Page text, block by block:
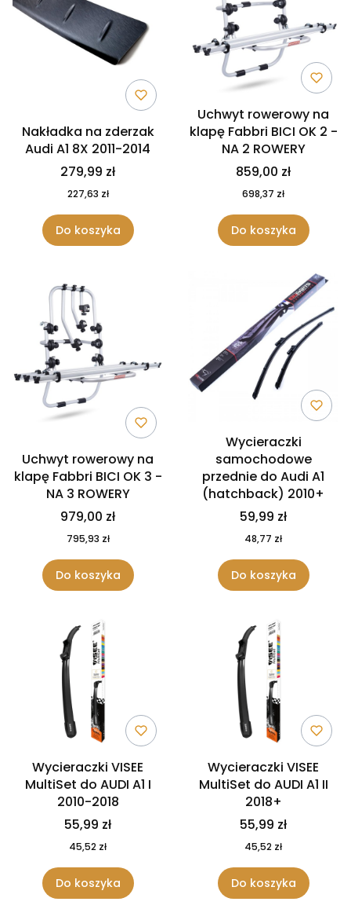
Nakładka na zderzak
Audi A1 8X 2011-2014
279,99 zł
227,63 zł
Do koszyka
Uchwyt rowerowy na
klapę Fabbri BICI OK 2 -
NA 2 ROWERY
859,00 zł
698,37 zł
Do koszyka
Uchwyt rowerowy na
klapę Fabbri BICI OK 3 -
NA 3 ROWERY
979,00 zł
795,93 zł
Do koszyka
Wycieraczki
samochodowe
przednie do Audi A1
(hatchback) 2010+
59,99 zł
48,77 zł
Do koszyka
Wycieraczki VISEE
MultiSet do AUDI A1 I
2010-2018
55,99 zł
45,52 zł
Do koszyka
Wycieraczki VISEE
MultiSet do AUDI A1 II
2018+
55,99 zł
45,52 zł
Do koszyka